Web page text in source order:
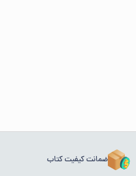
ضمانت کیفیت کتاب